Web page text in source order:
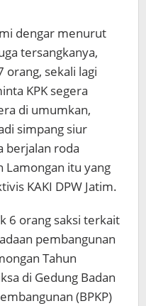
dengar menurut
tersangkanya,
orang, sekali lagi
KPK segera
di umumkan,
simpang siur
berjalan roda
itu yang
KAKI DPW Jatim.
6 orang saksi terkait
pembangunan
Tahun
di Gedung Badan
(BPKP)